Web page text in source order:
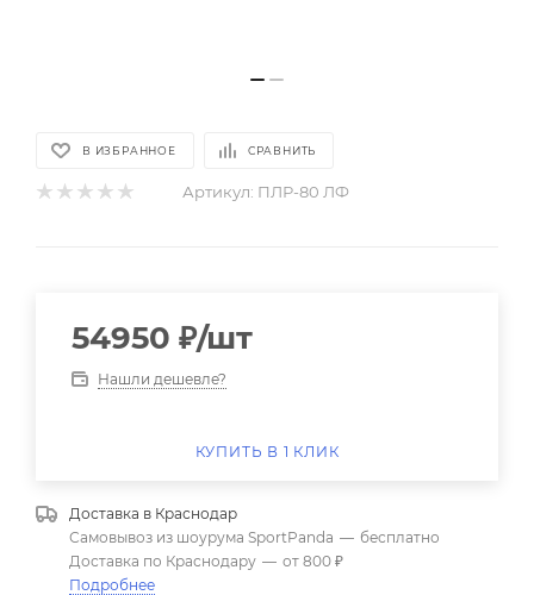
В ИЗБРАННОЕ СРАВНИТЬ
Артикул: ПЛР-80 ЛФ
54950 ₽/шт
Нашли дешевле?
КУПИТЬ В 1 КЛИК
Доставка в Краснодар
Самовывоз из шоурума SportPanda — бесплатно
Доставка по Краснодару — от 800 ₽
Подробнее